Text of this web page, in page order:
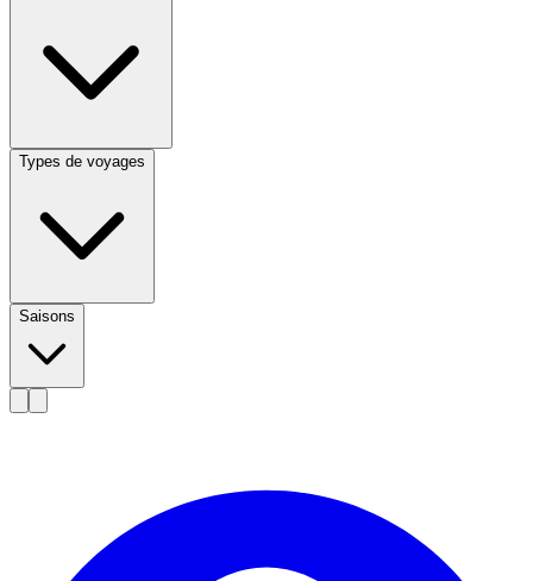
Types de voyages
Saisons